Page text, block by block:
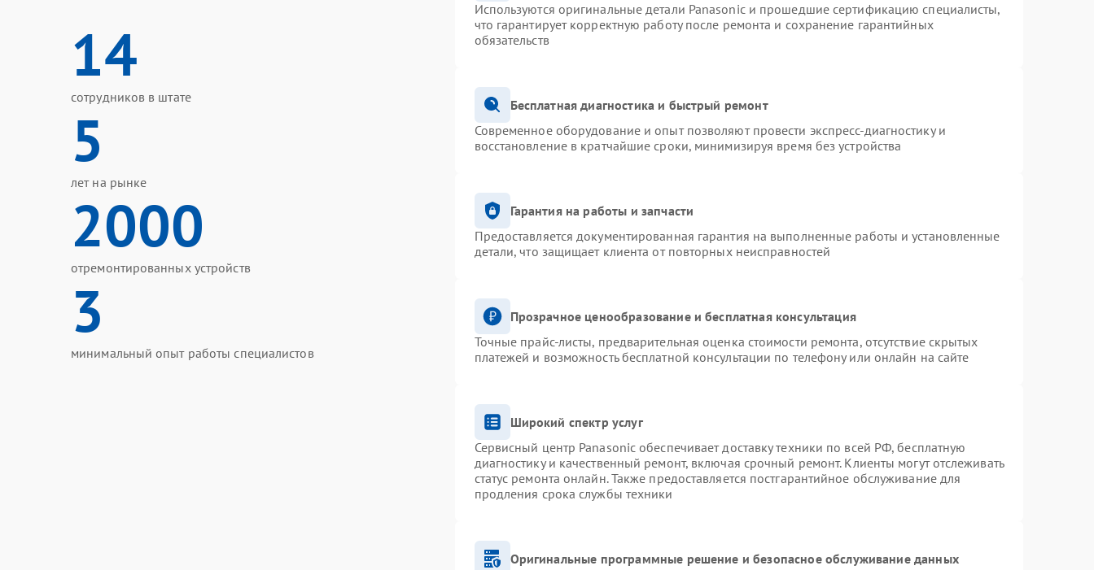
14
сотрудников в штате
5
лет на рынке
2000
отремонтированных устройств
3
минимальный опыт работы специалистов
Используются оригинальные детали Panasonic и прошедшие сертификацию специалисты,
что гарантирует корректную работу после ремонта и сохранение гарантийных
обязательств
Бесплатная диагностика и быстрый ремонт
Современное оборудование и опыт позволяют провести экспресс-диагностику и
восстановление в кратчайшие сроки, минимизируя время без устройства
Гарантия на работы и запчасти
Предоставляется документированная гарантия на выполненные работы и установленные
детали, что защищает клиента от повторных неисправностей
Прозрачное ценообразование и бесплатная консультация
Точные прайс-листы, предварительная оценка стоимости ремонта, отсутствие скрытых
платежей и возможность бесплатной консультации по телефону или онлайн на сайте
Широкий спектр услуг
Сервисный центр Panasonic обеспечивает доставку техники по всей РФ, бесплатную
диагностику и качественный ремонт, включая срочный ремонт. Клиенты могут отслеживать
статус ремонта онлайн. Также предоставляется постгарантийное обслуживание для
продления срока службы техники
Оригинальные программные решение и безопасное обслуживание данных